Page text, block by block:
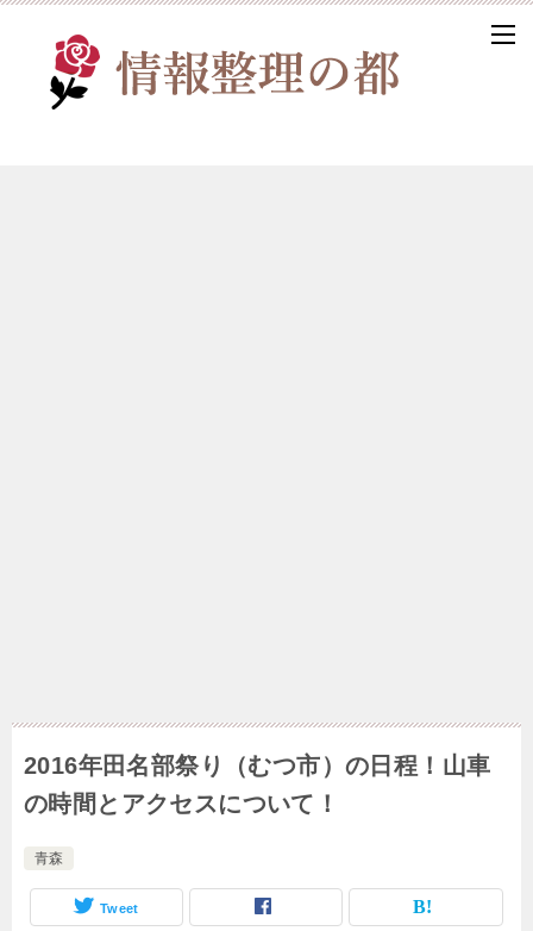
2016年田名部祭り（むつ市）の日程！山車
の時間とアクセスについて！
青森
Tweet